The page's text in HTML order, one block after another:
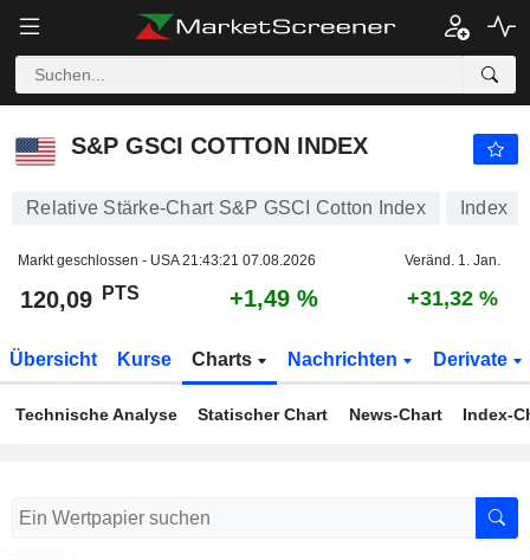
S&P GSCI COTTON INDEX
Relative Stärke-Chart S&P GSCI Cotton Index Index
Markt geschlossen - USA21:43:21 07.08.2026 Veränd. 1. Jan.
120,09 PTS +1,49 % +31,32 %
Übersicht Kurse Charts Nachrichten Derivate
Technische Analyse Statischer Chart News-Chart Index-